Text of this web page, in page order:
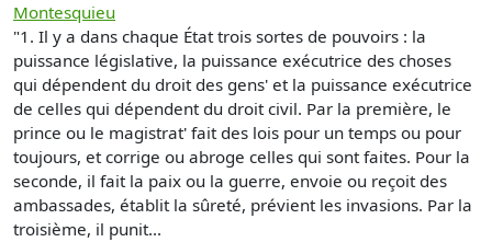
Montesquieu
"1. Il y a dans chaque État trois sortes de pouvoirs : la
puissance législative, la puissance exécutrice des choses
qui dépendent du droit des gens' et la puissance exécutrice
de celles qui dépendent du droit civil. Par la première, le
prince ou le magistrat' fait des lois pour un temps ou pour
toujours, et corrige ou abroge celles qui sont faites. Pour la
seconde, il fait la paix ou la guerre, envoie ou reçoit des
ambassades, établit la sûreté, prévient les invasions. Par la
troisième, il punit...